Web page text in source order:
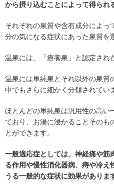
から摂り込むことによって得られ
それぞれの泉質や含有成分によっ
分の気になる症状にあった泉質を
温泉には、「療養泉」と認定され
温泉には単純泉とそれ以外の泉質
中でもさらに細かく分類されてい
ほとんどの単純泉は汎用性の高い
ており、お湯に浸かることそのも
とができます。
一般適応症としては、神経痛や筋
る作用や慢性消化器病、痔や冷え
うる一般的な症状に効果がありま